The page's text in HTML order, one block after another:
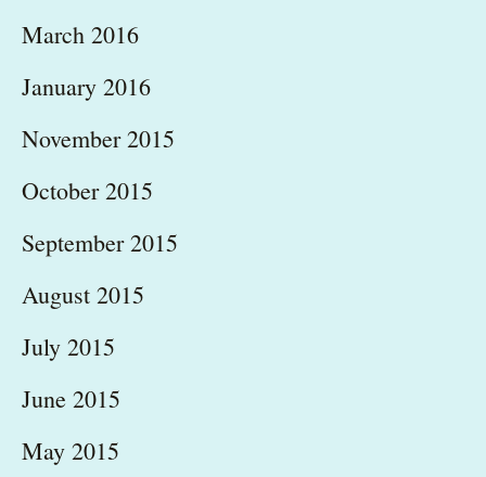
March 2016
January 2016
November 2015
October 2015
September 2015
August 2015
July 2015
June 2015
May 2015